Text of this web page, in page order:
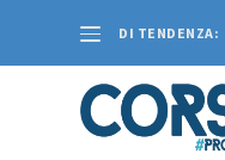
DI TENDENZA: